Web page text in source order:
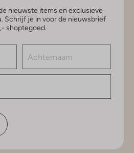
nieuwste items en exclusieve
Schrijf je in voor de nieuwsbrief
shoptegoed.